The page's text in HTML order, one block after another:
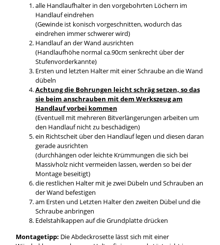
alle Handlaufhalter in den vorgebohrten Löchern im
Handlauf eindrehen
(Gewinde ist konisch vorgeschnitten, wodurch das
eindrehen immer schwerer wird)
Handlauf an der Wand ausrichten
(Handlaufhöhe normal ca.90cm senkrecht über der
Stufenvorderkannte)
Ersten und letzten Halter mit einer Schraube an die Wand
dübeln
Achtung die Bohrungen leicht schräg setzen, so das
sie beim anschrauben mit dem Werkszeug am
Handlauf vorbei kommen
(Eventuell mit mehreren Bitverlängerungen arbeiten um
den Handlauf nicht zu beschädigen)
ein Richtscheit über den Handlauf legen und diesen daran
gerade ausrichten
(durchhängen oder leichte Krümmungen die sich bei
Massivholz nicht vermeiden lassen, werden so bei der
Montage beseitigt)
die restlichen Halter mit je zwei Dübeln und Schrauben an
der Wand befestigen
am Ersten und Letzten Halter den zweiten Dübel und die
Schraube anbringen
Edelstahlkappen auf die Grundplatte drücken
Montagetipp: Die Abdeckrosette lässt sich mit einer